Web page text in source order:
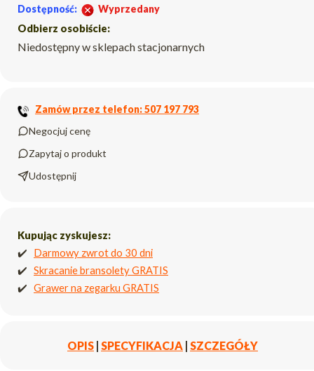
Dostępność:
Wyprzedany
Odbierz osobiście:
Niedostępny w sklepach stacjonarnych
Zamów przez telefon: 507 197 793
Negocjuj cenę
Zapytaj o produkt
Udostępnij
Kupując zyskujesz:
✔️ Darmowy zwrot do 30 dni
✔️ Skracanie bransolety GRATIS
✔️ Grawer na zegarku GRATIS
OPIS SPECYFIKACJA SZCZEGÓŁY